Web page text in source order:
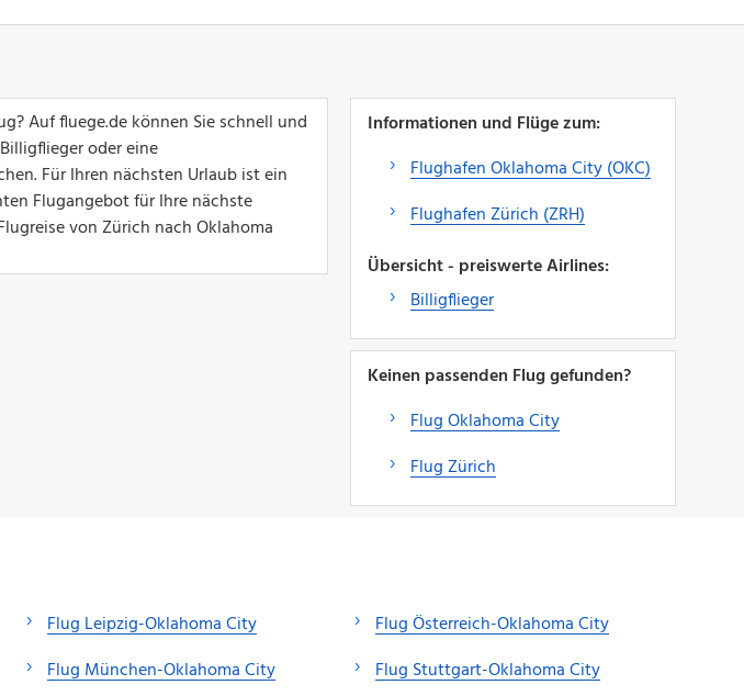
Auf fluege.de können Sie schnell und
oder eine
Für Ihren nächsten Urlaub ist ein
Flugangebot für Ihre nächste
von Zürich nach Oklahoma
Informationen und Flüge zum:
Flughafen Oklahoma City (OKC)
Flughafen Zürich (ZRH)
Übersicht - preiswerte Airlines:
Billigflieger
Keinen passenden Flug gefunden?
Flug Oklahoma City
Flug Zürich
Flug Leipzig-Oklahoma City
Flug München-Oklahoma City
Flug Österreich-Oklahoma City
Flug Stuttgart-Oklahoma City